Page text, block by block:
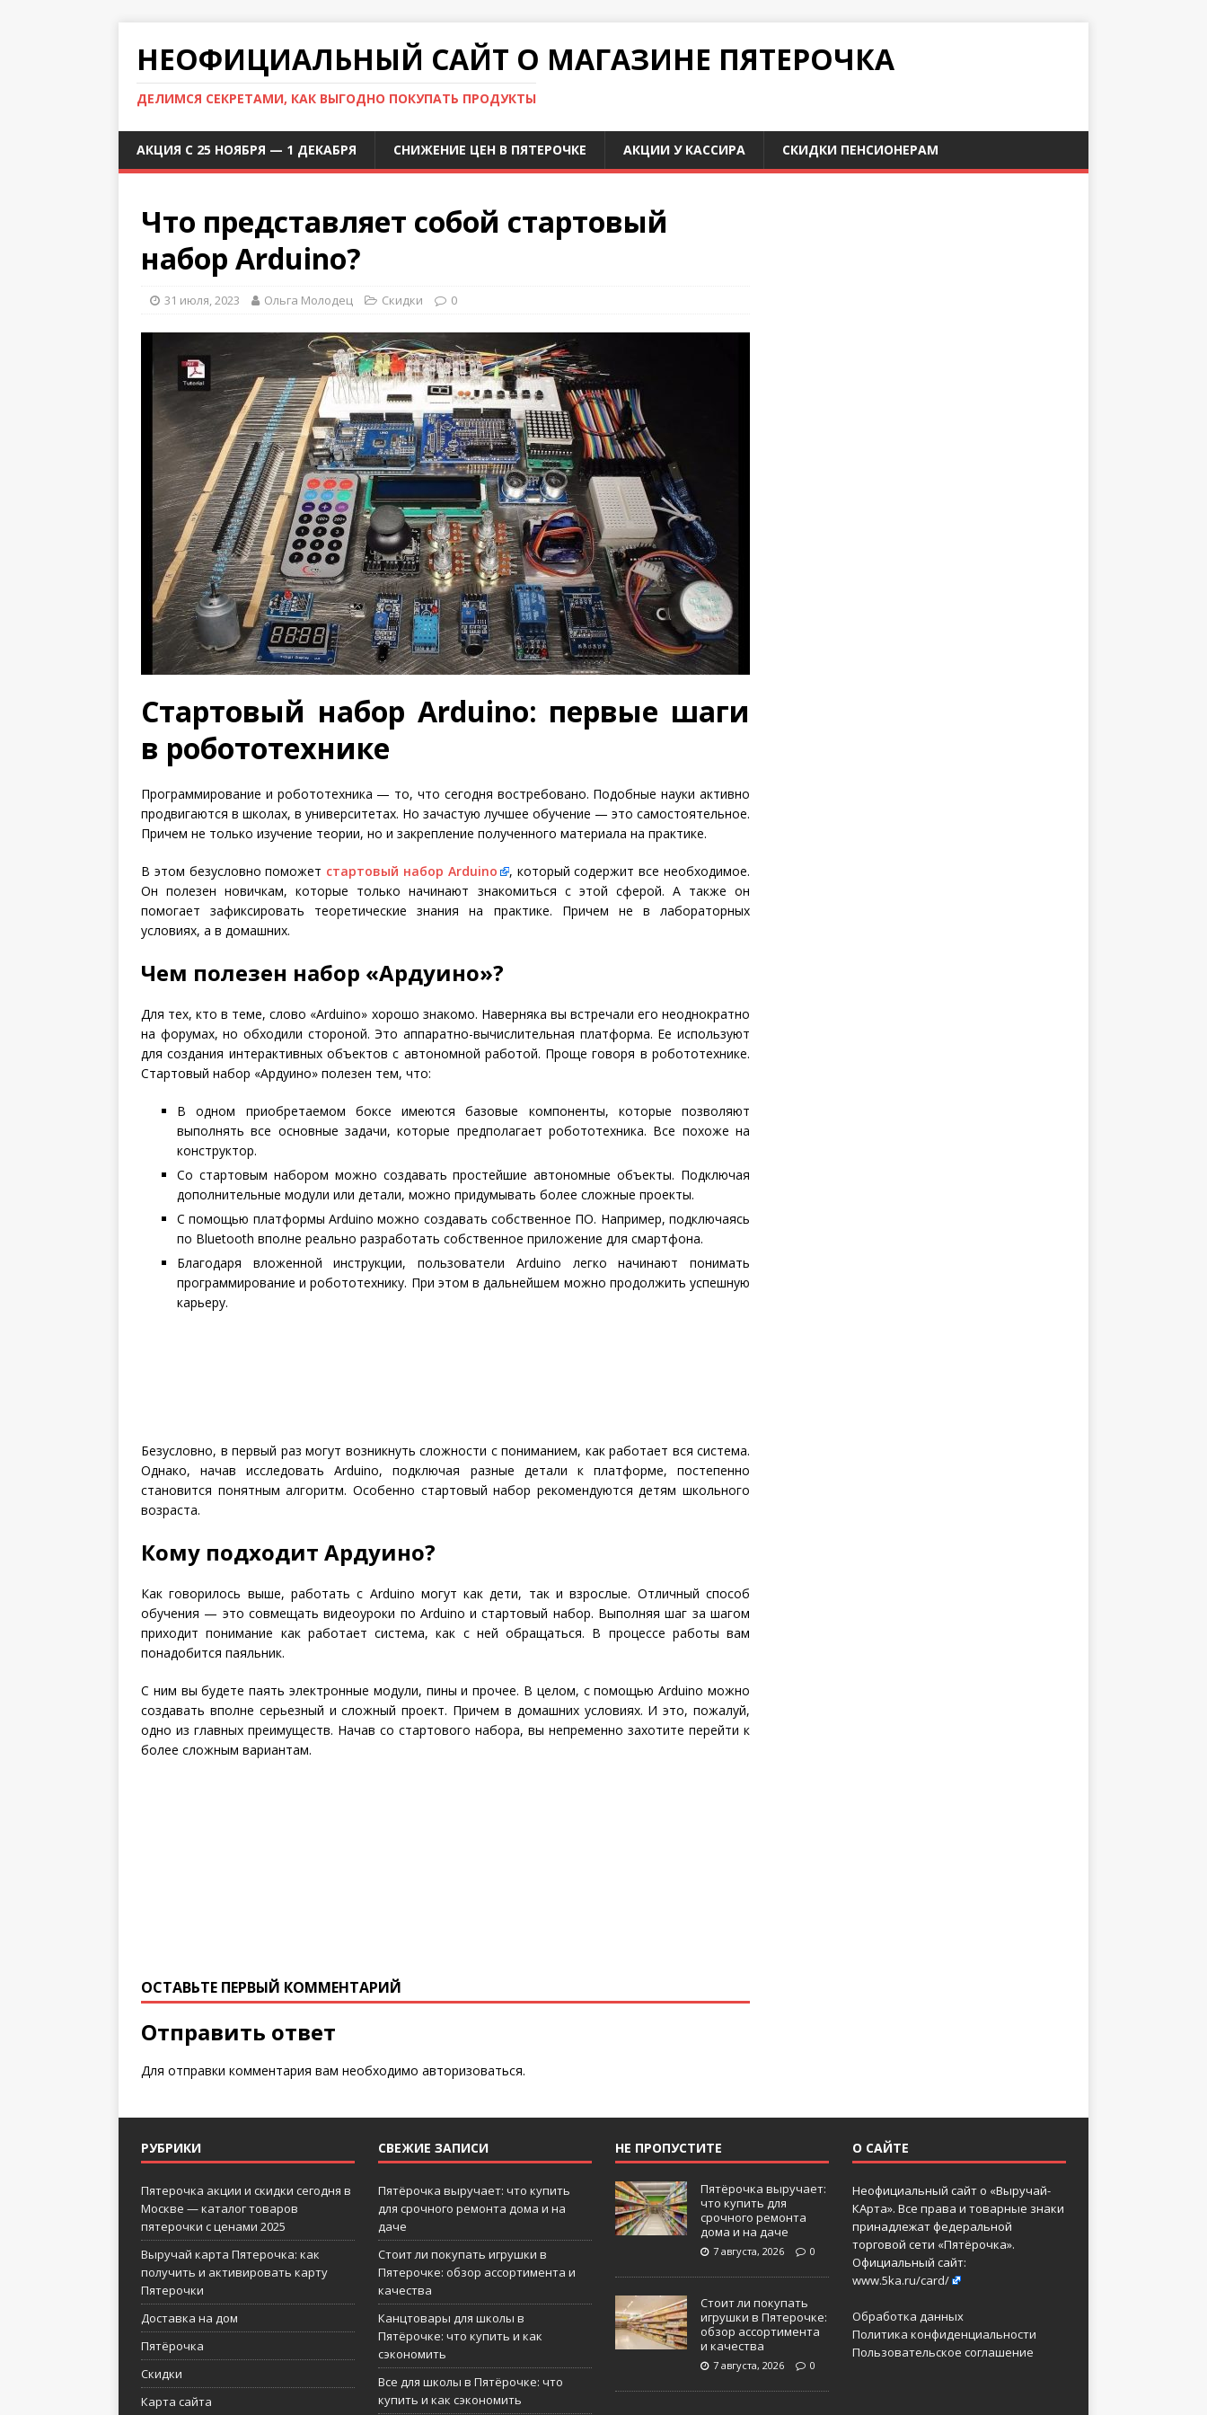
НЕОФИЦИАЛЬНЫЙ САЙТ О МАГАЗИНЕ ПЯТЕРОЧКА
ДЕЛИМСЯ СЕКРЕТАМИ, КАК ВЫГОДНО ПОКУПАТЬ ПРОДУКТЫ
АКЦИЯ С 25 НОЯБРЯ — 1 ДЕКАБРЯ СНИЖЕНИЕ ЦЕН В ПЯТЕРОЧКЕ АКЦИИ У КАССИРА СКИДКИ ПЕНСИОНЕРАМ
Что представляет собой стартовый
набор Arduino?
31 июля, 2023 Ольга Молодец Скидки 0
Стартовый набор Arduino: первые шаги
в робототехнике
Программирование и робототехника — то, что сегодня востребовано. Подобные науки активно
продвигаются в школах, в университетах. Но зачастую лучшее обучение — это самостоятельное.
Причем не только изучение теории, но и закрепление полученного материала на практике.
В этом безусловно поможет стартовый набор Arduino
, который содержит все необходимое.
Он полезен новичкам, которые только начинают знакомиться с этой сферой. А также он
помогает зафиксировать теоретические знания на практике. Причем не в лабораторных
условиях, а в домашних.
Чем полезен набор «Ардуино»?
Для тех, кто в теме, слово «Arduino» хорошо знакомо. Наверняка вы встречали его неоднократно
на форумах, но обходили стороной. Это аппаратно-вычислительная платформа. Ее используют
для создания интерактивных объектов с автономной работой. Проще говоря в робототехнике.
Стартовый набор «Ардуино» полезен тем, что:
В одном приобретаемом боксе имеются базовые компоненты, которые позволяют
выполнять все основные задачи, которые предполагает робототехника. Все похоже на
конструктор.
Со стартовым набором можно создавать простейшие автономные объекты. Подключая
дополнительные модули или детали, можно придумывать более сложные проекты.
С помощью платформы Arduino можно создавать собственное ПО. Например, подключаясь
по Bluetooth вполне реально разработать собственное приложение для смартфона.
Благодаря вложенной инструкции, пользователи Arduino легко начинают понимать
программирование и робототехнику. При этом в дальнейшем можно продолжить успешную
карьеру.
Безусловно, в первый раз могут возникнуть сложности с пониманием, как работает вся система.
Однако, начав исследовать Arduino, подключая разные детали к платформе, постепенно
становится понятным алгоритм. Особенно стартовый набор рекомендуются детям школьного
возраста.
Кому подходит Ардуино?
Как говорилось выше, работать с Arduino могут как дети, так и взрослые. Отличный способ
обучения — это совмещать видеоуроки по Arduino и стартовый набор. Выполняя шаг за шагом
приходит понимание как работает система, как с ней обращаться. В процессе работы вам
понадобится паяльник.
С ним вы будете паять электронные модули, пины и прочее. В целом, с помощью Arduino можно
создавать вполне серьезный и сложный проект. Причем в домашних условиях. И это, пожалуй,
одно из главных преимуществ. Начав со стартового набора, вы непременно захотите перейти к
более сложным вариантам.
ОСТАВЬТЕ ПЕРВЫЙ КОММЕНТАРИЙ
Отправить ответ
Для отправки комментария вам необходимо авторизоваться.
РУБРИКИ
Пятерочка акции и скидки сегодня в
Москве — каталог товаров
пятерочки с ценами 2025
Выручай карта Пятерочка: как
получить и активировать карту
Пятерочки
Доставка на дом
Пятёрочка
Скидки
Карта сайта
СВЕЖИЕ ЗАПИСИ
Пятёрочка выручает: что купить
для срочного ремонта дома и на
даче
Стоит ли покупать игрушки в
Пятерочке: обзор ассортимента и
качества
Канцтовары для школы в
Пятёрочке: что купить и как
сэкономить
Все для школы в Пятёрочке: что
купить и как сэкономить
НЕ ПРОПУСТИТЕ
Пятёрочка выручает:
что купить для
срочного ремонта
дома и на даче
7 августа, 2026 0
Стоит ли покупать
игрушки в Пятерочке:
обзор ассортимента
и качества
7 августа, 2026 0
О САЙТЕ
Неофициальный сайт о «Выручай-
КАрта». Все права и товарные знаки
принадлежат федеральной
торговой сети «Пятёрочка».
Официальный сайт:
www.5ka.ru/card/
Обработка данных
Политика конфиденциальности
Пользовательское соглашение